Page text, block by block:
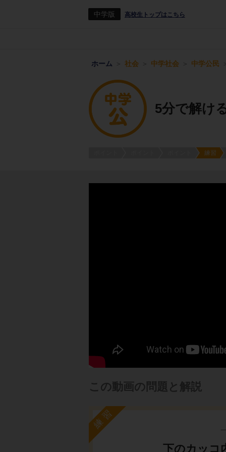
中学版 高校生トップはこちら
ホーム 社会 中学社会 中学公民
5分で解け
練習
この動画の問題と解説
練習
下のカッコ